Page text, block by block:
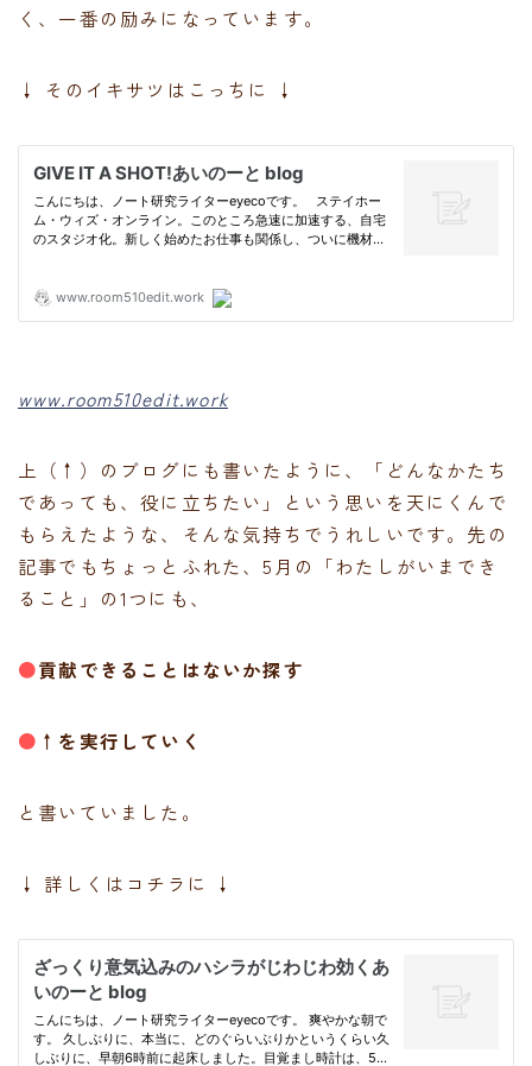
く、一番の励みになっています。
↓ そのイキサツはこっちに ↓
www.room510edit.work
上（↑）のブログにも書いたように、「どんなかたち
であっても、役に立ちたい」という思いを天にくんで
もらえたような、そんな気持ちでうれしいです。先の
記事でもちょっとふれた、5月の「わたしがいまでき
ること」の1つにも、
●貢献できることはないか探す
● ↑を実行していく
と書いていました。
↓ 詳しくはコチラに ↓